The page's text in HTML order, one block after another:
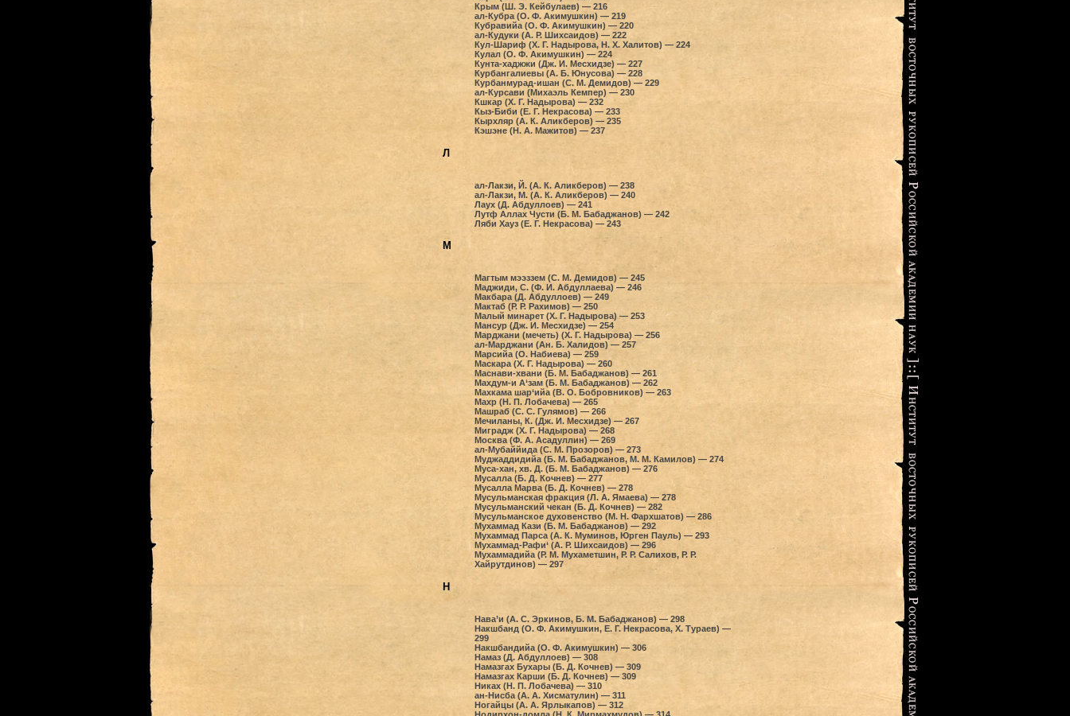
Крым (Ш. Э. Кейбулаев) — 216
ал-Кубра (О. Ф. Акимушкин) — 219
Кубравийа (О. Ф. Акимушкин) — 220
ал-Кудуки (А. Р. Шихсаидов) — 222
Кул-Шариф (Х. Г. Надырова, Н. Х. Халитов) — 224
Кулал (О. Ф. Акимушкин) — 224
Кунта-хаджжи (Дж. И. Месхидзе) — 227
Курбангалиевы (А. Б. Юнусова) — 228
Курбанмурад-ишан (С. М. Демидов) — 229
ал-Курсави (Михаэль Кемпер) — 230
Кшкар (Х. Г. Надырова) — 232
Кыз-Биби (Е. Г. Некрасова) — 233
Кырхляр (А. К. Аликберов) — 235
Кэшэне (Н. А. Мажитов) — 237
Л
ал-Лакзи, Й. (А. К. Аликберов) — 238
ал-Лакзи, М. (А. К. Аликберов) — 240
Лаух (Д. Абдуллоев) — 241
Лутф Аллах Чусти (Б. М. Бабаджанов) — 242
Ляби Хауз (Е. Г. Некрасова) — 243
М
Магтым мээззем (С. М. Демидов) — 245
Маджиди, С. (Ф. И. Абдуллаева) — 246
Макбара (Д. Абдуллоев) — 249
Мактаб (Р. Р. Рахимов) — 250
Малый минарет (Х. Г. Надырова) — 253
Мансур (Дж. И. Месхидзе) — 254
Марджани (мечеть) (Х. Г. Надырова) — 256
ал-Марджани (Ан. Б. Халидов) — 257
Марсийа (О. Набиева) — 259
Маскара (Х. Г. Надырова) — 260
Маснави-хвани (Б. М. Бабаджанов) — 261
Махдум-и А‘зам (Б. М. Бабаджанов) — 262
Махкама шар‘ийа (В. О. Бобровников) — 263
Махр (Н. П. Лобачева) — 265
Машраб (С. С. Гулямов) — 266
Мечиланы, К. (Дж. И. Месхидзе) — 267
Миградж (Х. Г. Надырова) — 268
Москва (Ф. А. Асадуллин) — 269
ал-Мубаййида (С. М. Прозоров) — 273
Муджаддидийа (Б. М. Бабаджанов, М. М. Камилов) — 274
Муса-хан, хв. Д. (Б. М. Бабаджанов) — 276
Мусалла (Б. Д. Кочнев) — 277
Мусалла Марва (Б. Д. Кочнев) — 278
Мусульманская фракция (Л. А. Ямаева) — 278
Мусульманский чекан (Б. Д. Кочнев) — 282
Мусульманское духовенство (М. Н. Фархшатов) — 286
Мухаммад Кази (Б. М. Бабаджанов) — 292
Мухаммад Парса (А. К. Муминов, Юрген Пауль) — 293
Мухаммад-Рафи‘ (А. Р. Шихсаидов) — 296
Мухаммадийа (Р. М. Мухаметшин, Р. Р. Салихов, Р. Р.
Хайрутдинов) — 297
Н
Нава’и (А. С. Эркинов, Б. М. Бабаджанов) — 298
Накшбанд (О. Ф. Акимушкин, Е. Г. Некрасова, Х. Тураев) —
299
Накшбандийа (О. Ф. Акимушкин) — 306
Намаз (Д. Абдуллоев) — 308
Намазгах Бухары (Б. Д. Кочнев) — 309
Намазгах Карши (Б. Д. Кочнев) — 309
Никах (Н. П. Лобачева) — 310
ан-Нисба (А. А. Хисматулин) — 311
Ногайцы (А. А. Ярлыкапов) — 312